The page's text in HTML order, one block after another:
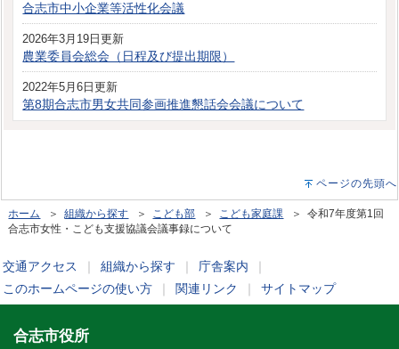
合志市中小企業等活性化会議
2026年3月19日更新
農業委員会総会（日程及び提出期限）
2022年5月6日更新
第8期合志市男女共同参画推進懇話会会議について
ページの先頭へ
ホーム ＞組織から探す ＞ こども部 ＞ こども家庭課 ＞ 令和7年度第1回
合志市女性・こども支援協議会議事録について
交通アクセス 組織から探す 庁舎案内
このホームページの使い方
関連リンク サイトマップ
合志市役所